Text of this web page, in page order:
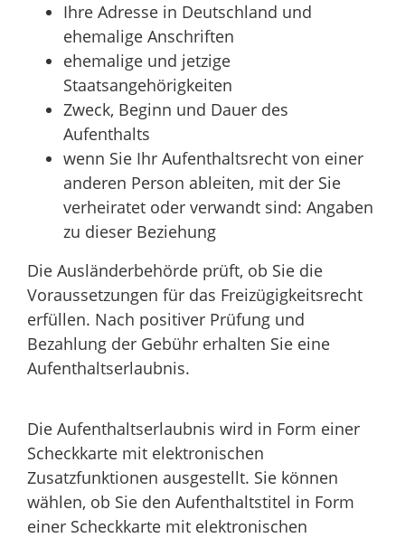
Ihre Adresse in Deutschland und
ehemalige Anschriften
ehemalige und jetzige
Staatsangehörigkeiten
Zweck, Beginn und Dauer des
Aufenthalts
wenn Sie Ihr Aufenthaltsrecht von einer
anderen Person ableiten, mit der Sie
verheiratet oder verwandt sind: Angaben
zu dieser Beziehung
Die Ausländerbehörde prüft, ob Sie die
Voraussetzungen für das Freizügigkeitsrecht
erfüllen. Nach positiver Prüfung und
Bezahlung der Gebühr erhalten Sie eine
Aufenthaltserlaubnis.
Die Aufenthaltserlaubnis wird in Form einer
Scheckkarte mit elektronischen
Zusatzfunktionen ausgestellt. Sie können
wählen, ob Sie den Aufenthaltstitel in Form
einer Scheckkarte mit elektronischen